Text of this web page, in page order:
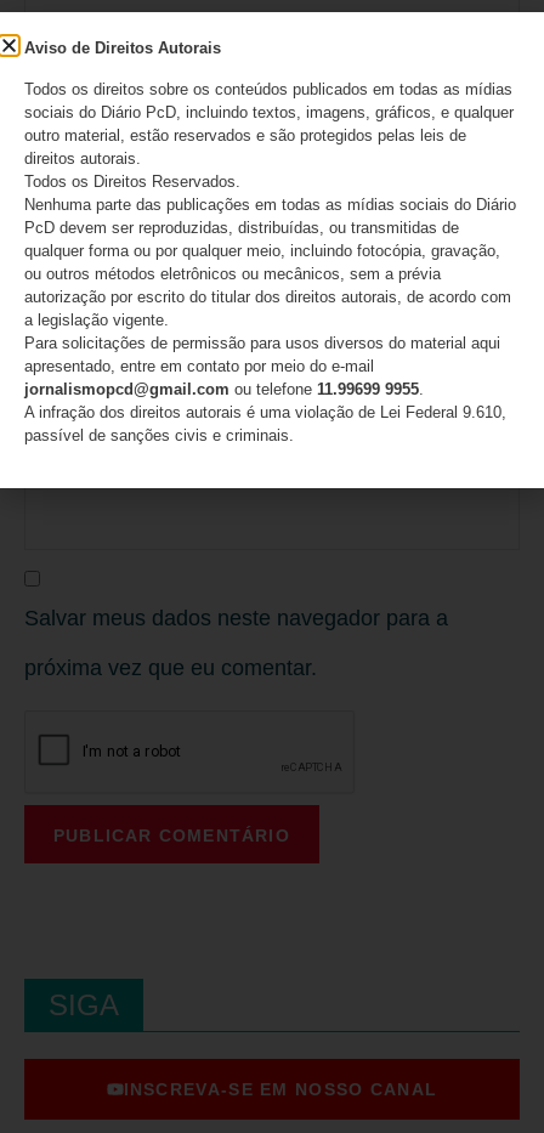
Nome*
E-mail*
Salvar meus dados neste navegador para a
próxima vez que eu comentar.
SIGA
INSCREVA-SE EM NOSSO CANAL
Aviso de Direitos Autorais
Todos os direitos sobre os conteúdos publicados em todas as mídias
sociais do Diário PcD, incluindo textos, imagens, gráficos, e qualquer
outro material, estão reservados e são protegidos pelas leis de
direitos autorais.
Todos os Direitos Reservados.
Nenhuma parte das publicações em todas as mídias sociais do Diário
PcD devem ser reproduzidas, distribuídas, ou transmitidas de
qualquer forma ou por qualquer meio, incluindo fotocópia, gravação,
ou outros métodos eletrônicos ou mecânicos, sem a prévia
autorização por escrito do titular dos direitos autorais, de acordo com
a legislação vigente.
Para solicitações de permissão para usos diversos do material aqui
apresentado, entre em contato por meio do e-mail
jornalismopcd@gmail.com ou telefone 11.99699 9955
A infração dos direitos autorais é uma violação de Lei Federal 9.610,
passível de sanções civis e criminais.